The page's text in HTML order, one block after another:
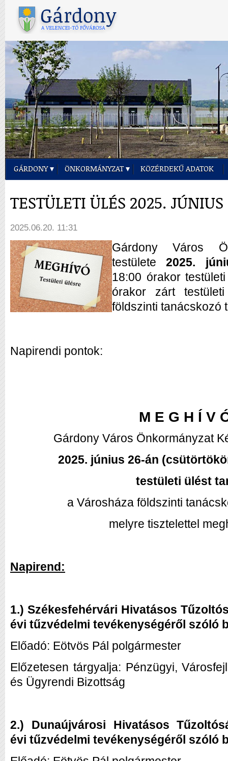
GÁRDONY ÖNKORMÁNYZAT KÖZÉRDEKŰ ADATOK
TESTÜLETI ÜLÉS 2025. JÚNIUS
2025.06.20. 11:31
Gárdony Város
testülete2025.
18:00 órakor
órakor zárt
földszinti tanácskozó
Napirendi pontok:
M E G H Í V
Gárdony Város Önkormányzat
2025. június 26-án
testületi ülést
a Városháza földszinti
melyre tisztelettel
Napirend:
1.) Székesfehérvári Hivatásos
évi tűzvédelmi tevékenységéről szóló
Előadó: Eötvös Pál polgármester
Előzetesen tárgyalja: Pénzügyi,
és Ügyrendi Bizottság
2.) Dunaújvárosi Hivatásos
évi tűzvédelmi tevékenységéről szóló